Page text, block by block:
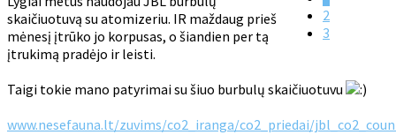
2
3
skaičiuotuvą su atomizeriu. IR maždaug prieš
mėnesį įtrūko jo korpusas, o šiandien per tą
įtrukimą pradėjo ir leisti.
Taigi tokie mano patyrimai su šiuo burbulų skaičiuotuvu
www.nesefauna.lt/zuvims/co2_iranga/co2_priedai/